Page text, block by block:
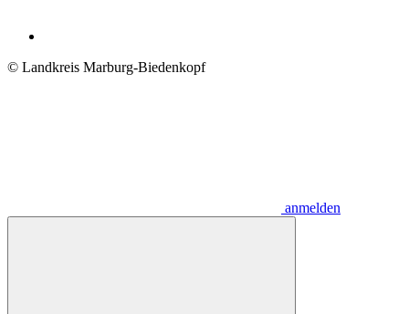
© Landkreis Marburg-Biedenkopf
anmelden